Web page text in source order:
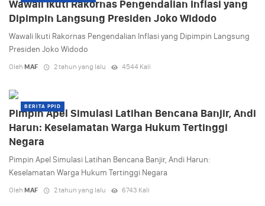
Wawali Ikuti Rakornas Pengendalian Inflasi yang
Dipimpin Langsung Presiden Joko Widodo
Wawali Ikuti Rakornas Pengendalian Inflasi yang Dipimpin Langsung
Presiden Joko Widodo
Oleh MAF 2 tahun yang lalu 4544 Kali
BERITA PPID
Pimpin Apel Simulasi Latihan Bencana Banjir, Andi
Harun: Keselamatan Warga Hukum Tertinggi
Negara
Pimpin Apel Simulasi Latihan Bencana Banjir, Andi Harun:
Keselamatan Warga Hukum Tertinggi Negara
Oleh MAF 2 tahun yang lalu 6743 Kali